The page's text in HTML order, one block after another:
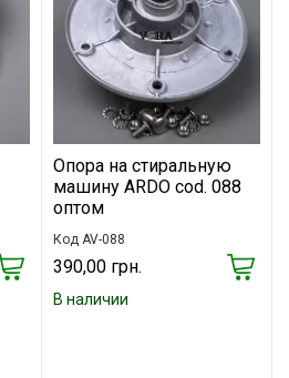
Опора на стиральную
машину ARDO cod. 088
оптом
Код AV-088
390,00 грн.
В наличии